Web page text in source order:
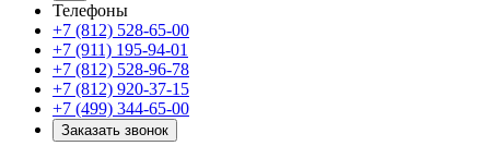
Телефоны
+7 (812) 528-65-00
+7 (911) 195-94-01
+7 (812) 528-96-78
+7 (812) 920-37-15
+7 (499) 344-65-00
Заказать звонок